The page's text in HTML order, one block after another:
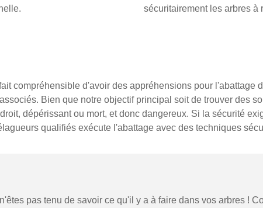
sécuritairement les arbres à
fait compréhensible d'avoir des appréhensions pour
Bien que notre objectif principal soit de trouver des
dépérissant ou mort, et donc dangereux. Si la sécurité
qualifiés exécute l'abattage avec des techniques
pas tenu de savoir ce qu'il y a à faire dans vos arbres !